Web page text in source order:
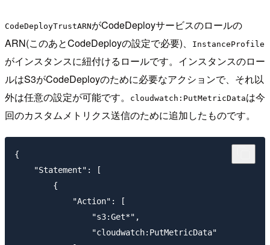
CodeDeployTrustARNがCodeDeployサービスのロールの
ARN(このあとCodeDeployの設定で必要)、
InstanceProfile
がインスタンスに紐付けるロールです。インスタンスのロー
ルはS3がCodeDeployのために必要なアクションで、それ以
外は任意の設定が可能です。
cloudwatch:PutMetricDataは今
回のカスタムメトリクス送信のために追加したものです。
{
    "Statement": [
        {
            "Action": [
                "s3:Get*",
                "cloudwatch:PutMetricData"